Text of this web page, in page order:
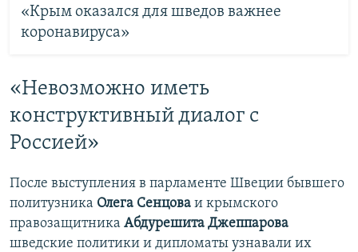
«Крым оказался для шведов важнее
коронавируса»
«Невозможно иметь
конструктивный диалог с
Россией»
После выступления в парламенте Швеции бывшего
политузника Олега Сенцова и крымского
правозащитника Абдурешита Джеппарова
шведские политики и дипломаты узнавали их